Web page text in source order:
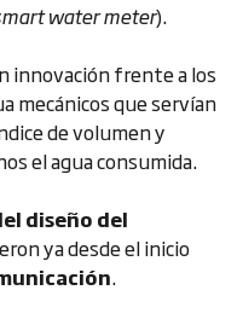
water meter).
innovación frente a los
mecánicos que servían
de volumen y
el agua consumida.
diseño del
ya desde el inicio
.